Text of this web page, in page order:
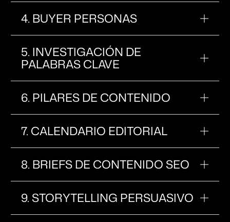
4. BUYER PERSONAS
5. INVESTIGACIÓN DE
PALABRAS CLAVE
6. PILARES DE CONTENIDO
7. CALENDARIO EDITORIAL
8. BRIEFS DE CONTENIDO SEO
9. STORYTELLING PERSUASIVO